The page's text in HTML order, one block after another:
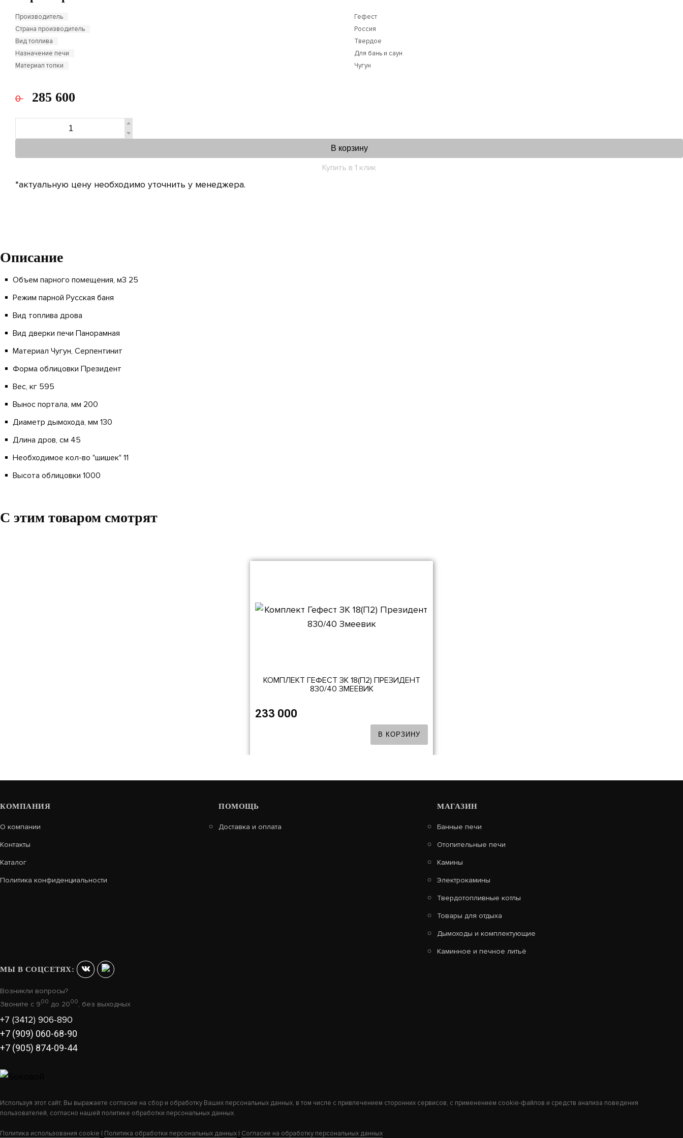
Производитель
Гефест
Страна производитель
Россия
Вид топлива
Твердое
Назначение печи
Для бань и саун
Материал топки
Чугун
0 285 600
В корзину
Купить в 1 клик
*актуальную цену необходимо уточнить у менеджера.
Описание
Объем парного помещения, м3 25
Режим парной Русская баня
Вид топлива дрова
Вид дверки печи Панорамная
Материал Чугун, Серпентинит
Форма облицовки Президент
Вес, кг 595
Вынос портала, мм 200
Диаметр дымохода, мм 130
Длина дров, см 45
Необходимое кол-во "шишек" 11
Высота облицовки 1000
C этим товаром смотрят
КОМПЛЕКТ ГЕФЕСТ ЗК 18(П2) ПРЕЗИДЕНТ
830/40 ЗМЕЕВИК
233 000
В КОРЗИНУ
КОМПЛЕКТ ГЕФЕСТ ЗК 18(М) ПРЕЗИДЕНТ
КОМПАНИЯ
О компании
Контакты
Каталог
Политика конфиденциальности
ПОМОЩЬ
Доставка и оплата
МАГАЗИН
Банные печи
Отопительные печи
Камины
Электрокамины
Твердотопливные котлы
Товары для отдыха
Дымоходы и комплектующие
Каминное и печное литьё
МЫ В СОЦСЕТЯХ:
Возникли вопросы?
Звоните с 900 до 2000, без выходных
+7 (3412) 906-890
+7 (909) 060-68-90
+7 (905) 874-09-44
Используя этот сайт, Вы выражаете согласие на сбор и обработку Ваших персональных данных, в том числе с привлечением сторонних сервисов, с применением cookie-файлов и средств анализа поведения
пользователей, согласно нашей политике обработки персональных данных.
Политика использования cookie | Политика обработки персональных данных | Согласие на обработку персональных данных